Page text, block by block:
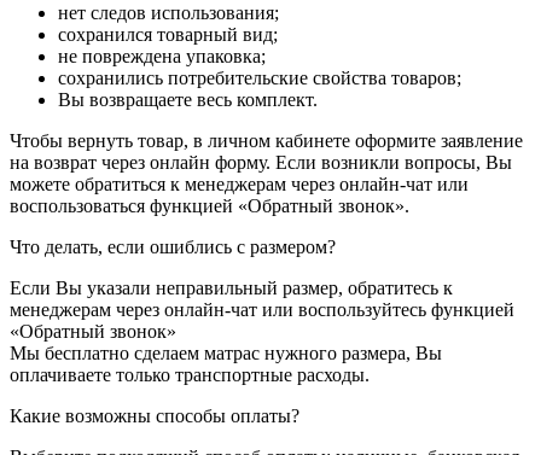
нет следов использования;
сохранился товарный вид;
не повреждена упаковка;
сохранились потребительские свойства товаров;
Вы возвращаете весь комплект.
Чтобы вернуть товар, в личном кабинете оформите заявление
на возврат через онлайн форму. Если возникли вопросы, Вы
можете обратиться к менеджерам через онлайн-чат или
воспользоваться функцией «Обратный звонок».
Что делать, если ошиблись с размером?
Если Вы указали неправильный размер, обратитесь к
менеджерам через онлайн-чат или воспользуйтесь функцией
«Обратный звонок»
Мы бесплатно сделаем матрас нужного размера, Вы
оплачиваете только транспортные расходы.
Какие возможны способы оплаты?